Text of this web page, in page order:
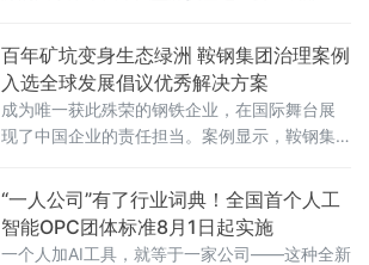
脖子”难题到加快无人矿卡规模化落地，在“十五
五”开局之年交出一份绿色化、智能化转型的硬
核答卷。
百年矿坑变身生态绿洲 鞍钢集团治理案例
入选全球发展倡议优秀解决方案
成为唯一获此殊荣的钢铁企业，在国际舞台展
现了中国企业的责任担当。案例显示，鞍钢集
“一人公司”有了行业词典！全国首个人工
智能OPC团体标准8月1日起实施
一个人加AI工具，就等于一家公司——这种全新